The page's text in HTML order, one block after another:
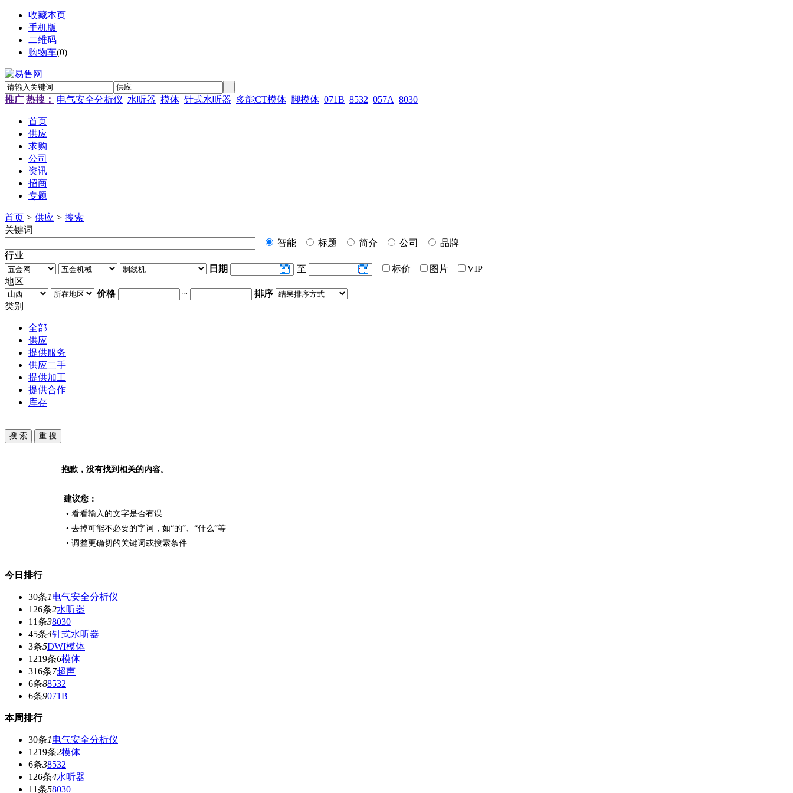
收藏本页
手机版
二维码
购物车(0)
推广 热搜： 电气安全分析仪 水听器 模体 针式水听器 多能CT模体 脚模体 071B 8532 057A 8030
首页
供应
求购
公司
资讯
招商
专题
首页 > 供应 > 搜索
关键词
智能
标题 简介 公司
品牌
行业
日期
至 标价 图片
VIP
地区
价格
~
排序
类别
全部
供应
提供服务
供应二手
提供加工
提供合作
库存
抱歉，没有找到相关的内容。
建议您：
• 看看输入的文字是否有误
• 去掉可能不必要的字词，如“的”、“什么”等
• 调整更确切的关键词或搜索条件
今日排行
30条1电气安全分析仪
126条2水听器
11条38030
45条4针式水听器
3条5DWI模体
1219条6模体
316条7超声
6条88532
6条9071B
本周排行
30条1电气安全分析仪
1219条2模体
6条38532
126条4水听器
11条58030